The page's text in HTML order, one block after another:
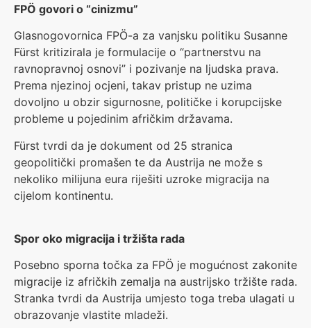
FPÖ govori o “cinizmu”
Glasnogovornica FPÖ-a za vanjsku politiku Susanne
Fürst kritizirala je formulacije o “partnerstvu na
ravnopravnoj osnovi” i pozivanje na ljudska prava.
Prema njezinoj ocjeni, takav pristup ne uzima
dovoljno u obzir sigurnosne, političke i korupcijske
probleme u pojedinim afričkim državama.
Fürst tvrdi da je dokument od 25 stranica
geopolitički promašen te da Austrija ne može s
nekoliko milijuna eura riješiti uzroke migracija na
cijelom kontinentu.
Spor oko migracija i tržišta rada
Posebno sporna točka za FPÖ je mogućnost zakonite
migracije iz afričkih zemalja na austrijsko tržište rada.
Stranka tvrdi da Austrija umjesto toga treba ulagati u
obrazovanje vlastite mladeži.